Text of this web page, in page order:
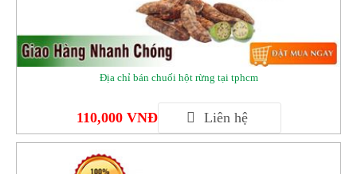
Địa chỉ bán chuối hột rừng tại tphcm
110,000 VNĐ